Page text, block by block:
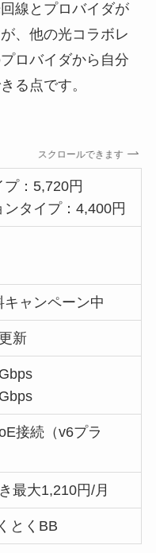
線とプロバイダが
、他の光コラボレ
ロバイダから自分
る点です。
スクロールできます
プ：5,720円
ンタイプ：4,400円
キャンペーン中
新
接続（v6プラ
最大1,210円/月
とくBB